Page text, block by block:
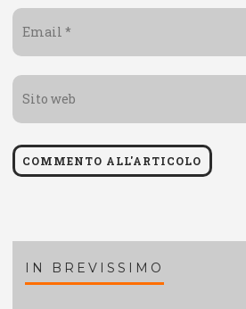
*
web
IN BREVISSIMO